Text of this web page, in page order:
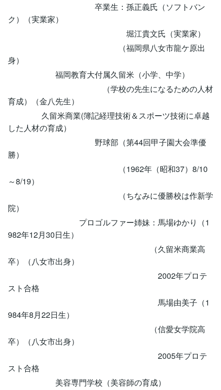
卒業生：孫正義氏（ソフトバン
ク）（実業家）
堀江貴文氏（実業家）
（福岡県八女市龍ケ原出
身）
福岡教育大付属久留米（小学、中学）
（学校の先生になるための人材
育成）（金八先生）
久留米商業(簿記経理技術＆スポーツ技術に卓越
した人材の育成）
野球部（第44回甲子園大会準優
勝）
（1962年（昭和37）8/10
～8/19）
（ちなみに優勝校は作新学
院）
プロゴルファー姉妹：馬場ゆかり（1
982年12月30日生）
（久留米商業高
卒）（八女市出身）
2002年プロテ
スト合格
馬場由美子（1
984年8月22日生）
（信愛女学院高
卒）（八女市出身）
2005年プロテ
スト合格
美容専門学校（美容師の育成）